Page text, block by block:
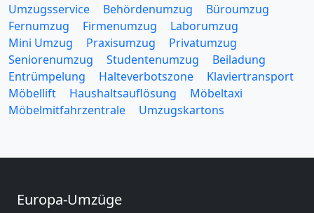
Umzugsservice Behördenumzug
Büroumzug
Fernumzug
Firmenumzug
Laborumzug
Mini Umzug
Praxisumzug
Privatumzug
Seniorenumzug
Studentenumzug
Beiladung
Entrümpelung
Halteverbotszone
Klaviertransport
Möbellift
Haushaltsauflösung
Möbeltaxi
Möbelmitfahrzentrale
Umzugskartons
Europa-Umzüge